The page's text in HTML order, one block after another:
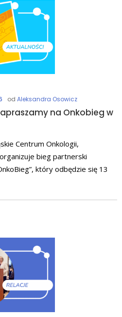
od Aleksandra Osowicz
na Onkobieg w
Centrum Onkologii,
bieg partnerski
który odbędzie się 13